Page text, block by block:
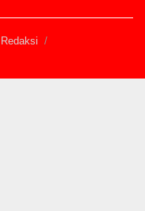
Redaksi